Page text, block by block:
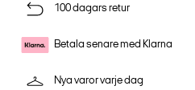
100 dagars retur
Betala senare med Klarna
Nya varor varje dag